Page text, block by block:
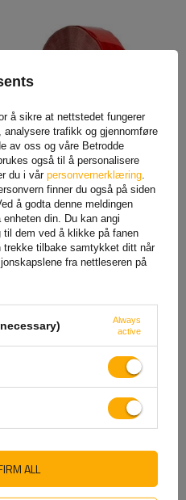
Kontur reflekterende tape
rød - hel rull
395,12 NOKnetto
Konturkonturtape, oransje, 1
9,34 NOKnetto
å sikre at nettstedet fungerer
trafikk og gjennomføre
av oss og våre Betrodde
også til å personalisere
du i vår personvernerklæring
finner du også på siden
å godta denne meldingen
din. Du kan angi
til dem ved å klikke på fanen
tilbake samtykket ditt når
fra nettleseren på
Always
active
ALL